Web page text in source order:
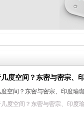
度空间？东密与密宗、
空间？东密与密宗、印度瑜
度空间？东密与密宗、印度